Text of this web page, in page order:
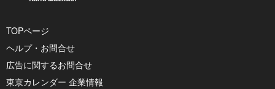
TOPページ
ヘルプ・お問合せ
広告に関するお問合せ
東京カレンダー 企業情報